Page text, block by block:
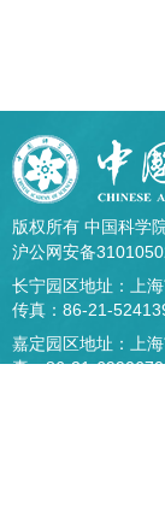
版权所有 中国科学
沪公网安备
长宁园区地址：上
传真：86-21-
嘉定园区地址：上
真：86-21-